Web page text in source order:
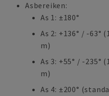
Asbereiken:
As 1: ±180°
As 2: +136° / -63°
m)
As 3: +55° / -235°
m)
As 4: ±200°